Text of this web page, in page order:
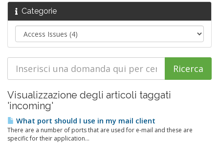
Categorie
Visualizzazione degli articoli taggati
'incoming'
What port should I use in my mail client
There are a number of ports that are used for e-mail and these are
specific for their application...